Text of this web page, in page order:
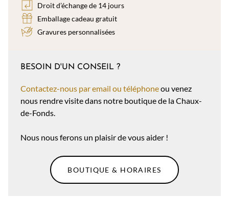
Droit d’échange de 14 jours
Emballage cadeau gratuit
Gravures personnalisées
BESOIN D'UN CONSEIL ?
Contactez-nous par email ou téléphoneou venez
nous rendre visite dans notre boutique de la Chaux-
de-Fonds.
Nous nous ferons un plaisir de vous aider !
BOUTIQUE & HORAIRES